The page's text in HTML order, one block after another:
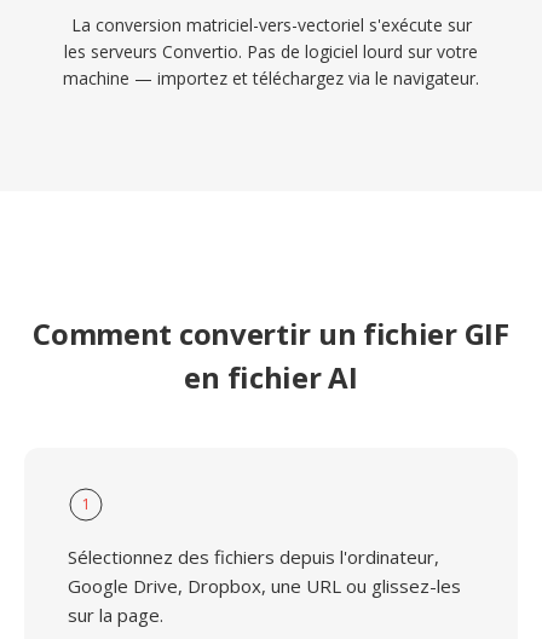
La conversion matriciel-vers-vectoriel s'exécute sur
les serveurs Convertio. Pas de logiciel lourd sur votre
machine — importez et téléchargez via le navigateur.
Comment convertir un fichier GIF
en fichier AI
1
Sélectionnez des fichiers depuis l'ordinateur,
Google Drive, Dropbox, une URL ou glissez-les
sur la page.